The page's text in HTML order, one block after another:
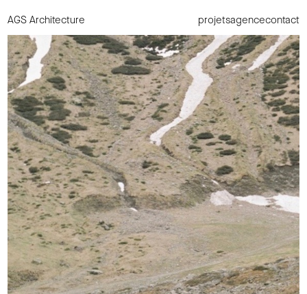
AGS Architecture projetsagencecontact